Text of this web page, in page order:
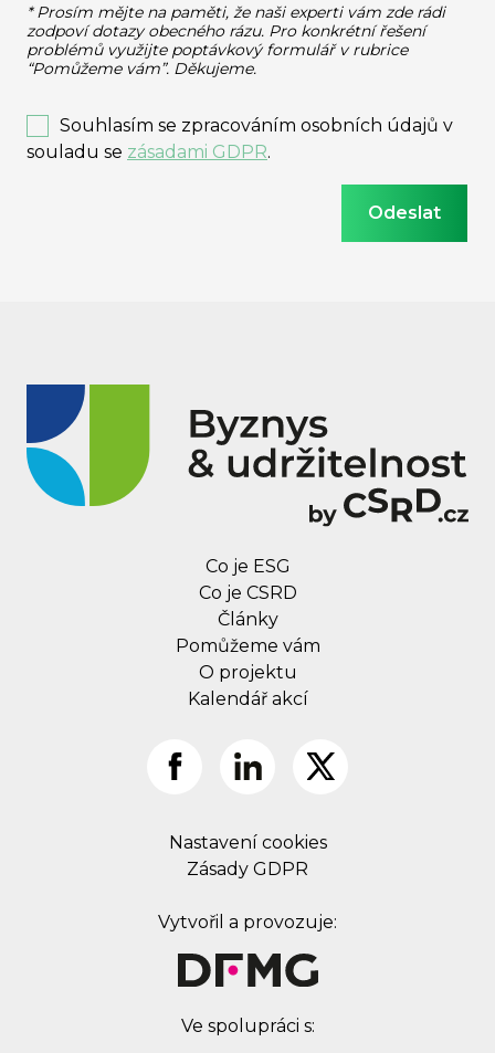
* Prosím mějte na paměti, že naši experti vám zde rádi
zodpoví dotazy obecného rázu. Pro konkrétní řešení
problémů využijte poptávkový formulář v rubrice
“Pomůžeme vám”. Děkujeme.
Souhlasím se zpracováním osobních údajů v
souladu se zásadami GDPR.
Co je ESG
Co je CSRD
Články
Pomůžeme vám
O projektu
Kalendář akcí
Nastavení cookies
Zásady GDPR
Vytvořil a provozuje:
Ve spolupráci s: